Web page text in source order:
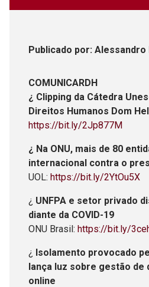
Publicado por: Alessandro
COMUNICARDH
¿ Clipping da Cátedra
Direitos Humanos Dom
https://bit.ly/2Jp877M
¿ Na ONU, mais de 80
internacional contra o
UOL: https://bit.ly/2YtOu5X
¿ UNFPA e setor privado
diante da COVID-19
ONU Brasil: https://bit.ly/
¿ Isolamento provocado
lança luz sobre gestão de
online